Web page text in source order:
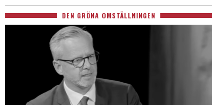
DEN GRÖNA OMSTÄLLNINGEN